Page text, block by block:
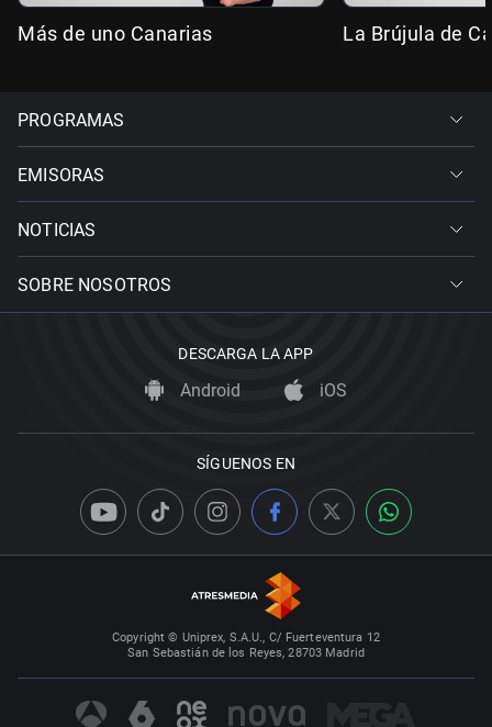
Más de uno Canarias La Brújula de
PROGRAMAS
EMISORAS
NOTICIAS
SOBRE NOSOTROS
DESCARGA LA APP
Android iOS
SÍGUENOS EN
Copyright © Uniprex, S.A.U., C/ Fuerteventura 12
San Sebastián de los Reyes, 28703 Madrid